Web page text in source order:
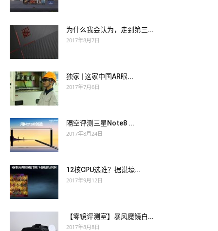
为什么我会认为，走到第三...
2017年8月7日
独家 | 这家中国AR眼...
2017年7月6日
隔空评测三星Note8 ...
2017年8月24日
12核CPU选谁？据说壕...
2017年9月12日
【零镜评测室】暴风魔镜白...
2017年8月8日